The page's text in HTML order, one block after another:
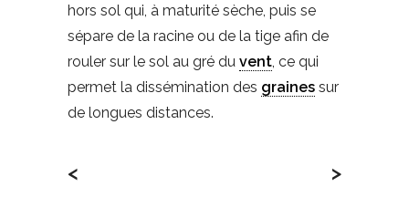
hors sol qui, à maturité sèche, puis se
sépare de la racine ou de la tige afin de
rouler sur le sol au gré du vent , ce qui
permet la dissémination des graines sur
de longues distances.
< >